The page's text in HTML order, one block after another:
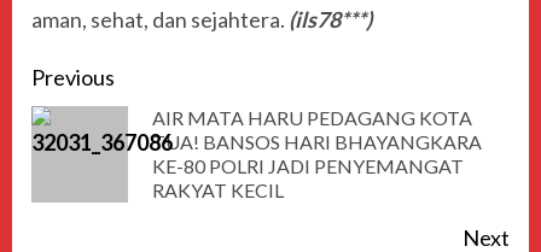
aman, sehat, dan sejahtera. (ils78***)
Previous
AIR MATA HARU PEDAGANG KOTA
TUA! BANSOS HARI BHAYANGKARA
KE-80 POLRI JADI PENYEMANGAT
RAKYAT KECIL
Next